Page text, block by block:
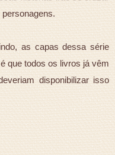
as capas dessa série
que todos os livros já vêm
disponibilizar isso